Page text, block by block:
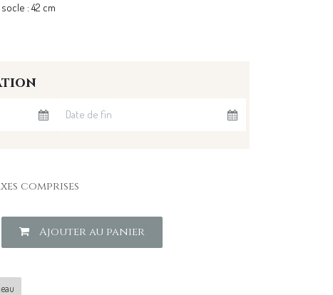
: 42 cm
comprises
Ajouter au panier